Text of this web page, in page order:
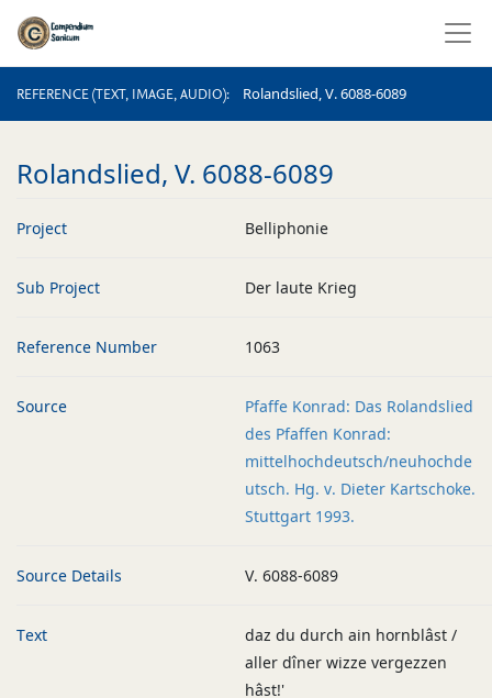
REFERENCE (TEXT, IMAGE, AUDIO) Rolandslied, V. 6088-6089
REFERENCE (TEXT, IMAGE, AUDIO)
Rolandslied, V. 6088-6089
Project Belliphonie
Sub Project Der laute Krieg
Reference Number 1063
Source
Pfaffe Konrad: Das Rolandslied
des Pfaffen Konrad:
mittelhochdeutsch/neuhochde
utsch. Hg. v. Dieter Kartschoke.
Stuttgart 1993.
Source Details V. 6088-6089
Text
daz du durch ain hornblâst /
aller dîner wizze vergezzen
hâst!'